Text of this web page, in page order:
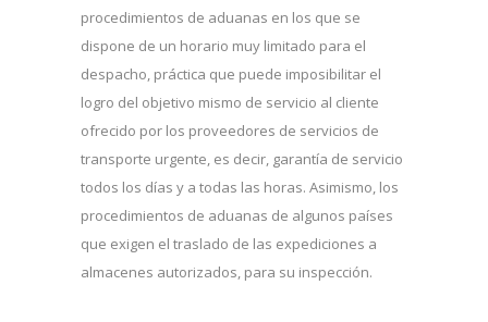
procedimientos de aduanas en los que se
dispone de un horario muy limitado para el
despacho, práctica que puede imposibilitar el
logro del objetivo mismo de servicio al cliente
ofrecido por los proveedores de servicios de
transporte urgente, es decir, garantía de servicio
todos los días y a todas las horas. Asimismo, los
procedimientos de aduanas de algunos países
que exigen el traslado de las expediciones a
almacenes autorizados, para su inspección.